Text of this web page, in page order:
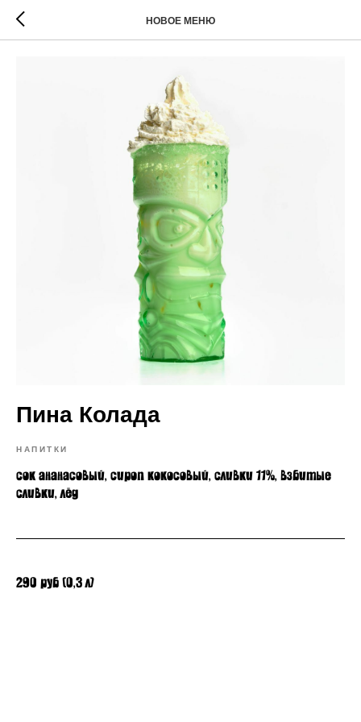
НОВОЕ МЕНЮ
Пина Колада
НАПИТКИ
сок ананасовый, сироп кокосовый, сливки 11%, взбитые
сливки, лёд
290 руб (0,3 л)